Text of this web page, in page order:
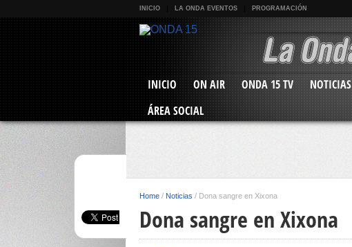
INICIO LA ONDA EVENTOS PROGRAMACIÓN
INICIO ON AIR ONDA 15 TV NOTICIAS
ÁREA SOCIAL
Home / Noticias / Dona sangre en Xixona
Dona sangre en Xixona